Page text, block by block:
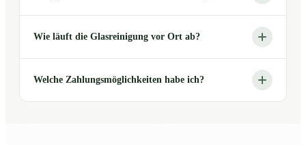
Wie läuft die Glasreinigung vor Ort ab?
Welche Zahlungsmöglichkeiten habe ich?